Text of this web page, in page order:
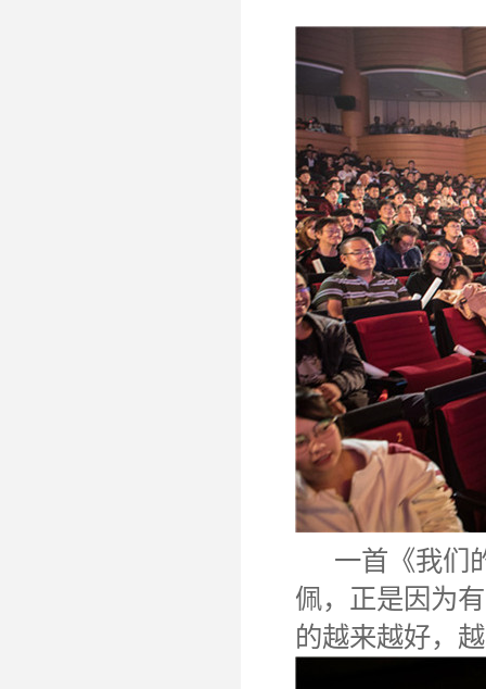
一首《我们
佩，正是因为
的越来越好，